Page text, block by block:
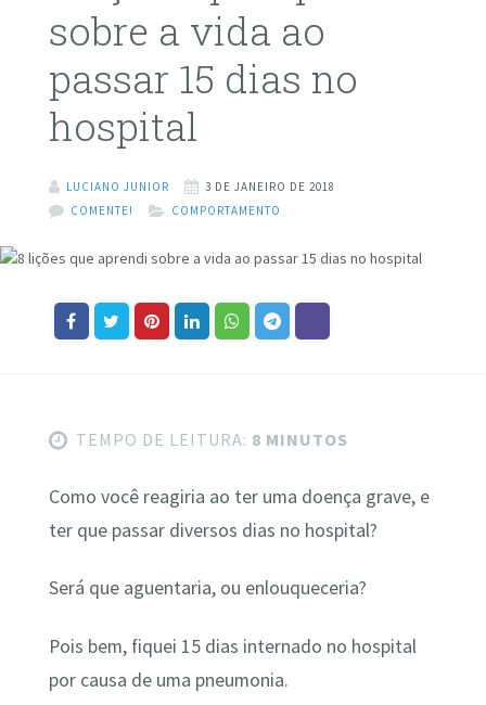
sobre a vida ao
passar 15 dias no
hospital
LUCIANO JUNIOR
3 DE JANEIRO DE 2018
COMENTE!
COMPORTAMENTO
TEMPO DE LEITURA: 8 MINUTOS
Como você reagiria ao ter uma doença grave, e
ter que passar diversos dias no hospital?
Será que aguentaria, ou enlouqueceria?
Pois bem, fiquei 15 dias internado no hospital
por causa de uma pneumonia.